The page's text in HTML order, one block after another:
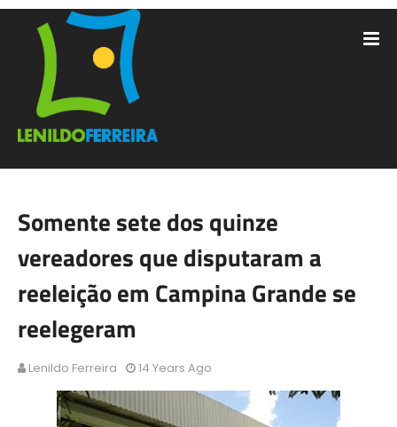
Somente sete dos quinze
vereadores que disputaram a
reeleição em Campina Grande se
reelegeram
Lenildo Ferreira 14 Years Ago